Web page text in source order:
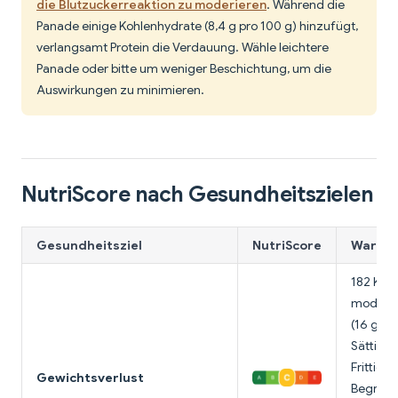
die Blutzuckerreaktion zu moderieren. Während die
Panade einige Kohlenhydrate (8,4 g pro 100 g) hinzufügt,
verlangsamt Protein die Verdauung. Wähle leichtere
Panade oder bitte um weniger Beschichtung, um die
Auswirkungen zu minimieren.
NutriScore nach Gesundheitszielen
Gesundheitsziel NutriScore
Gewichtsverlust
182
(16 g)